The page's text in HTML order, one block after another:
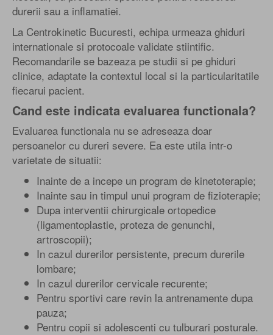
durerii sau a inflamatiei.
La Centrokinetic Bucuresti, echipa urmeaza ghiduri
internationale si protocoale validate stiintific.
Recomandarile se bazeaza pe studii si pe ghiduri
clinice, adaptate la contextul local si la particularitatile
fiecarui pacient.
Cand este indicata evaluarea functionala?
Evaluarea functionala nu se adreseaza doar
persoanelor cu dureri severe. Ea este utila intr-o
varietate de situatii:
Inainte de a incepe un program de kinetoterapie;
Inainte sau in timpul unui program de fizioterapie;
Dupa interventii chirurgicale ortopedice
(ligamentoplastie, proteza de genunchi,
artroscopii);
In cazul durerilor persistente, precum durerile
lombare;
In cazul durerilor cervicale recurente;
Pentru sportivi care revin la antrenamente dupa
pauza;
Pentru copii si adolescenti cu tulburari posturale.